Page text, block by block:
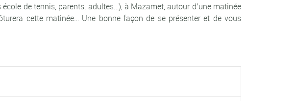
de tennis, parents, adultes…), à Mazamet, autour d’une matinée
cette matinée… Une bonne façon de se présenter et de vous